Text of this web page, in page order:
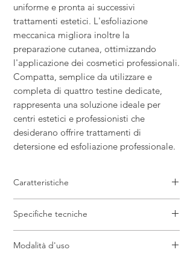
uniforme e pronta ai successivi
trattamenti estetici. L'esfoliazione
meccanica migliora inoltre la
preparazione cutanea, ottimizzando
l'applicazione dei cosmetici professionali.
Compatta, semplice da utilizzare e
completa di quattro testine dedicate,
rappresenta una soluzione ideale per
centri estetici e professionisti che
desiderano offrire trattamenti di
detersione ed esfoliazione professionale.
Caratteristiche
spazzole rotanti
Ideale per esfoliazione e pulizia
profonda del viso
Specifiche tecniche
Peso: 3,5 kg
Modalità d'uso